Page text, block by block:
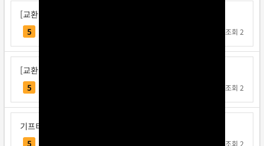
[교환신청] 다또속
5 조회 2
[교환신청] 일구쏙이구팅
5 조회 2
기프티콘 교환신청
5 조회 2